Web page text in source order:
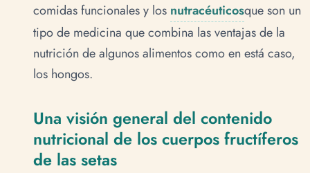
comidas funcionales y los nutracéuticosque son un
tipo de medicina que combina las ventajas de la
nutrición de algunos alimentos como en está caso,
los hongos.
Una visión general del contenido
nutricional de los cuerpos fructíferos
de las setas